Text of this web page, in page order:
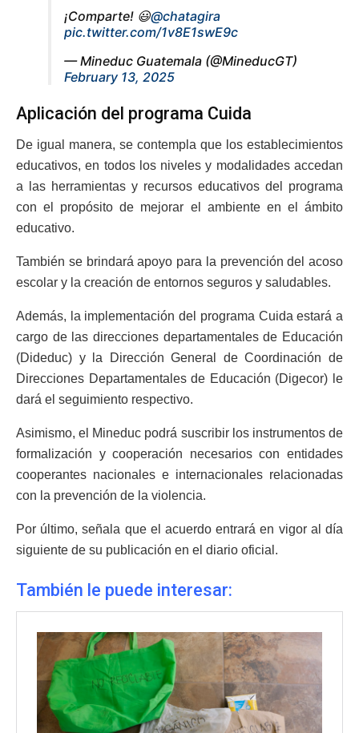
¡Comparte! 😃@chatagira
pic.twitter.com/1v8E1swE9c
— Mineduc Guatemala (@MineducGT)
February 13, 2025
Aplicación del programa Cuida
De igual manera, se contempla que los establecimientos
educativos, en todos los niveles y modalidades accedan
a las herramientas y recursos educativos del programa
con el propósito de mejorar el ambiente en el ámbito
educativo.
También se brindará apoyo para la prevención del acoso
escolar y la creación de entornos seguros y saludables.
Además, la implementación del programa Cuida estará a
cargo de las direcciones departamentales de Educación
(Dideduc) y la Dirección General de Coordinación de
Direcciones Departamentales de Educación (Digecor) le
dará el seguimiento respectivo.
Asimismo, el Mineduc podrá suscribir los instrumentos de
formalización y cooperación necesarios con entidades
cooperantes nacionales e internacionales relacionadas
con la prevención de la violencia.
Por último, señala que el acuerdo entrará en vigor al día
siguiente de su publicación en el diario oficial.
También le puede interesar: